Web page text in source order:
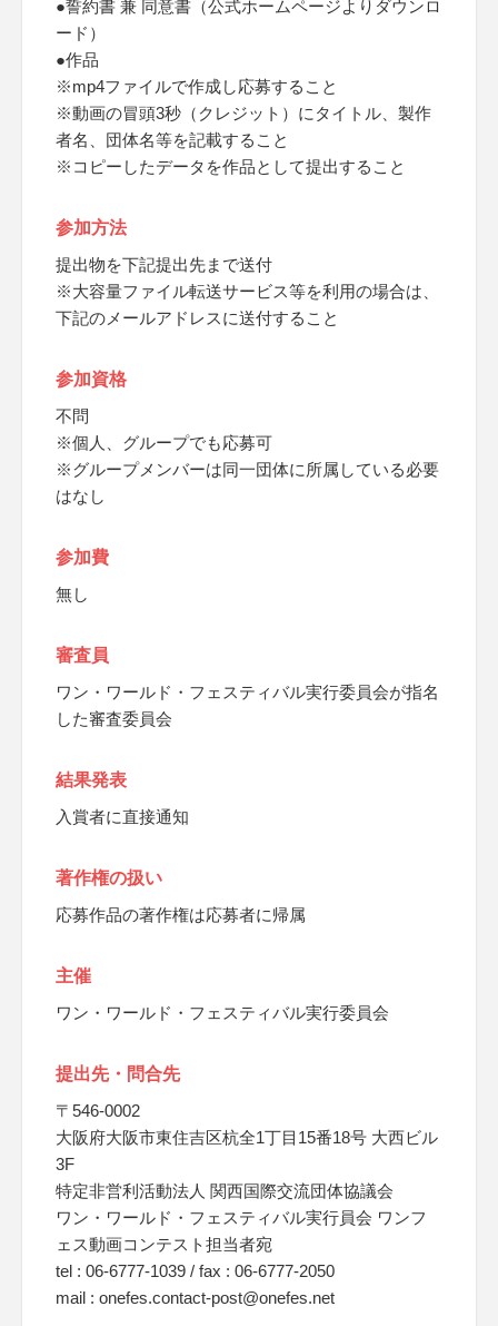
●誓約書 兼 同意書（公式ホームページよりダウンロ
ード）
●作品
※mp4ファイルで作成し応募すること
※動画の冒頭3秒（クレジット）にタイトル、製作
者名、団体名等を記載すること
※コピーしたデータを作品として提出すること
参加方法
提出物を下記提出先まで送付
※大容量ファイル転送サービス等を利用の場合は、
下記のメールアドレスに送付すること
参加資格
不問
※個人、グループでも応募可
※グループメンバーは同一団体に所属している必要
はなし
参加費
無し
審査員
ワン・ワールド・フェスティバル実行委員会が指名
した審査委員会
結果発表
入賞者に直接通知
著作権の扱い
応募作品の著作権は応募者に帰属
主催
ワン・ワールド・フェスティバル実行委員会
提出先・問合先
〒546-0002
大阪府大阪市東住吉区杭全1丁目15番18号 大西ビル
3F
特定非営利活動法人 関西国際交流団体協議会
ワン・ワールド・フェスティバル実行員会 ワンフ
ェス動画コンテスト担当者宛
tel : 06-6777-1039 / fax : 06-6777-2050
mail : onefes.contact-post@onefes.net